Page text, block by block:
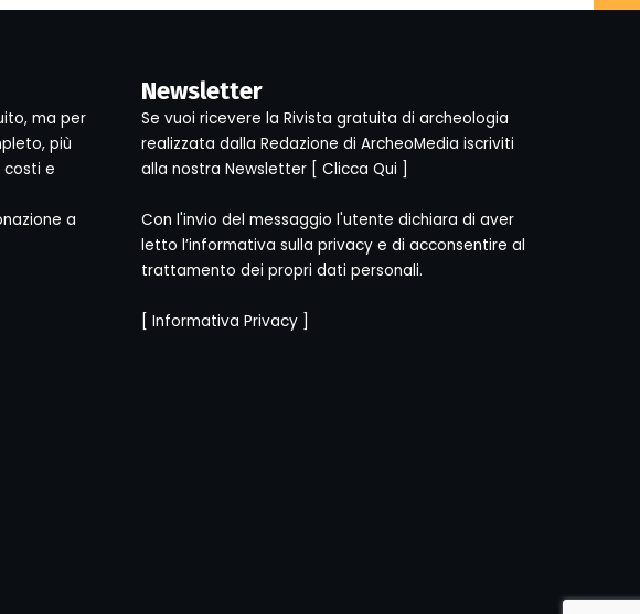
ma per
più
e
a
Newsletter
Se vuoi ricevere la Rivista gratuita di archeologia
realizzata dalla Redazione di ArcheoMedia iscriviti
alla nostra Newsletter [ Clicca Qui ]
Con l'invio del messaggio l'utente dichiara di aver
letto l’informativa sulla privacy e di acconsentire al
trattamento dei propri dati personali.
[ Informativa Privacy]